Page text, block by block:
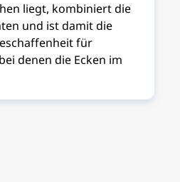
liegt, kombiniert die
und ist damit die
für
denen die Ecken im